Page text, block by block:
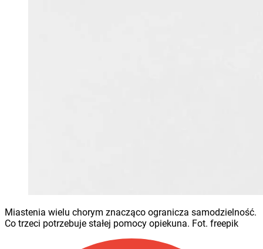
Miastenia wielu chorym znacząco ogranicza samodzielność.
Co trzeci potrzebuje stałej pomocy opiekuna. Fot. freepik